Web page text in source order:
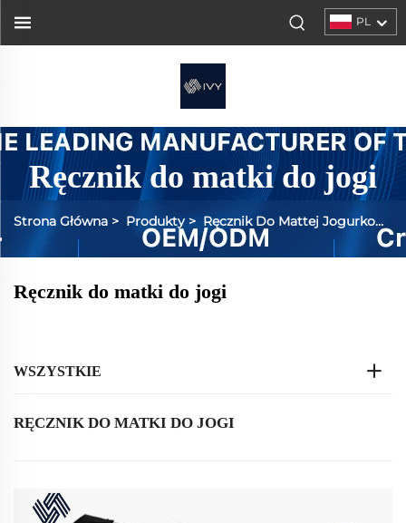
PL
Ręcznik do matki do jogi
Strona Główna > Produkty> Ręcznik Do Mattej Jogurkowej
Ręcznik do matki do jogi
WSZYSTKIE
RĘCZNIK DO MATKI DO JOGI